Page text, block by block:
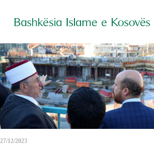
Category: Aktuale
27/12/2023